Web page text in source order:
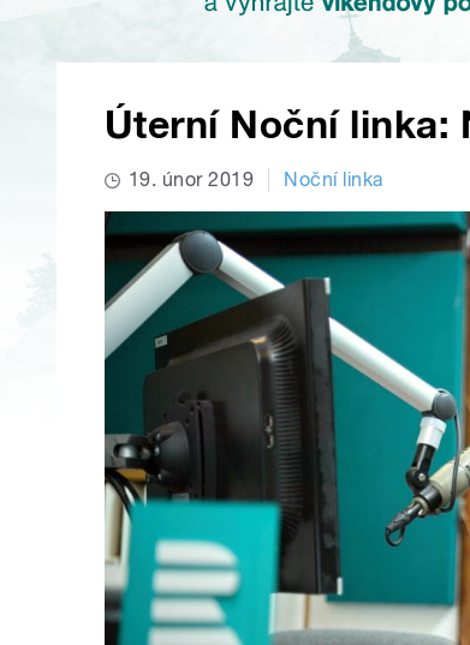
Úterní Noční linka:
19. únor 2019 Noční linka